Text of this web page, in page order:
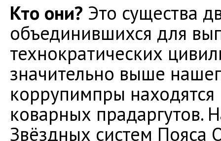
Кто они? Это существа
объединившихся для
технократических
значительно выше
коррупимпры
коварных прадаргутов.
Звёздных систем